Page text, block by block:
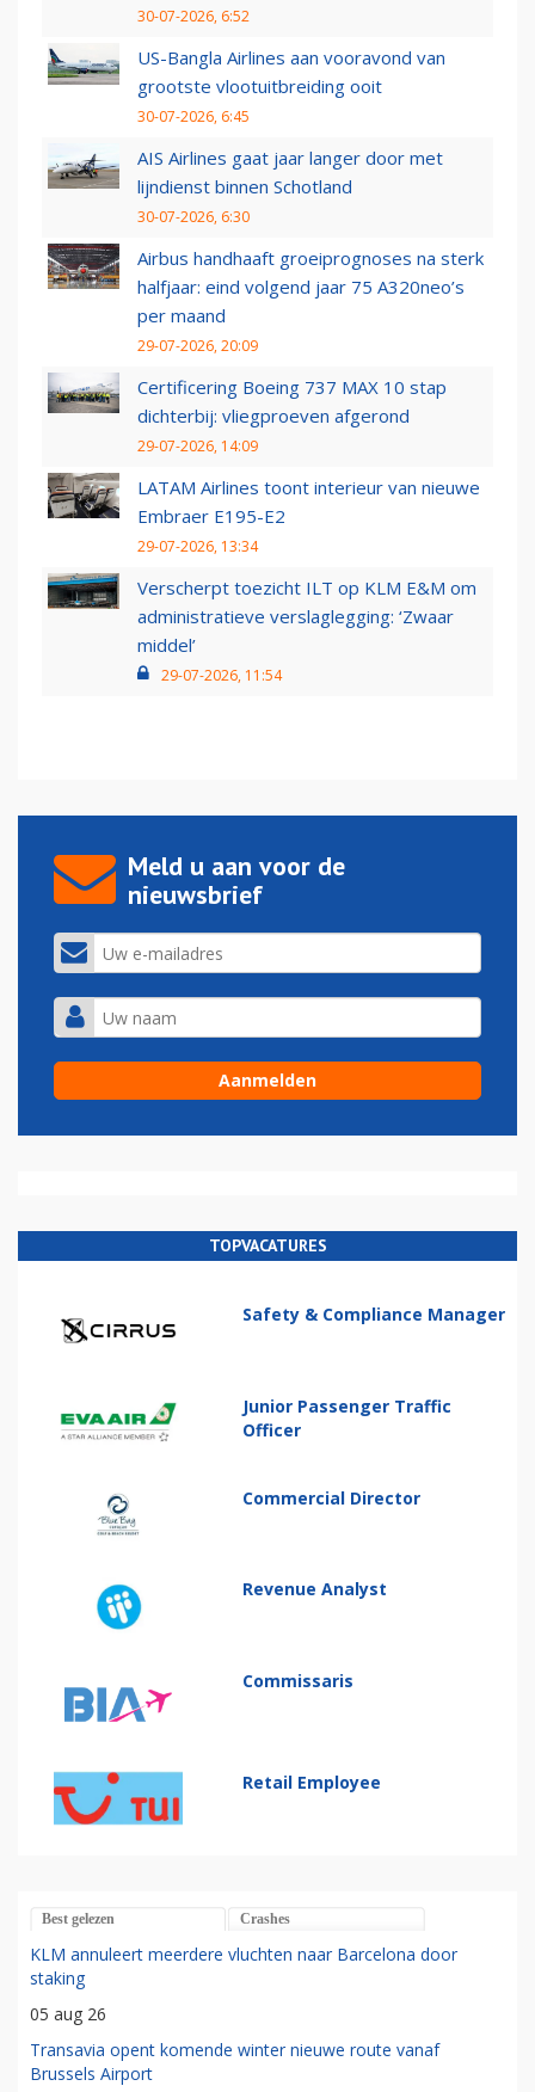
30-07-2026, 6:52
US-Bangla Airlines aan vooravond van
grootste vlootuitbreiding ooit
30-07-2026, 6:45
AIS Airlines gaat jaar langer door met
lijndienst binnen Schotland
30-07-2026, 6:30
Airbus handhaaft groeiprognoses na sterk
halfjaar: eind volgend jaar 75 A320neo’s
per maand
29-07-2026, 20:09
Certificering Boeing 737 MAX 10 stap
dichterbij: vliegproeven afgerond
29-07-2026, 14:09
LATAM Airlines toont interieur van nieuwe
Embraer E195-E2
29-07-2026, 13:34
Verscherpt toezicht ILT op KLM E&M om
administratieve verslaglegging: ‘Zwaar
middel’
29-07-2026, 11:54
Meld u aan voor de
nieuwsbrief
TOPVACATURES
Safety & Compliance Manager
Junior Passenger Traffic
Officer
Commercial Director
Revenue Analyst
Commissaris
Retail Employee
Best gelezen Crashes
KLM annuleert meerdere vluchten naar Barcelona door
staking
05 aug 26
Transavia opent komende winter nieuwe route vanaf
Brussels Airport